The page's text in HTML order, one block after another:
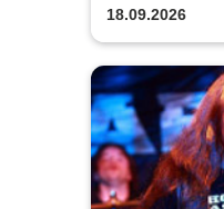
18.09.2026